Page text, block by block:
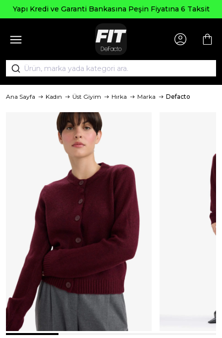
Yapı Kredi ve Garanti Bankasına Peşin Fiyatına 6 Taksit
Ana Sayfa Kadın Üst Giyim Hırka Marka Defacto